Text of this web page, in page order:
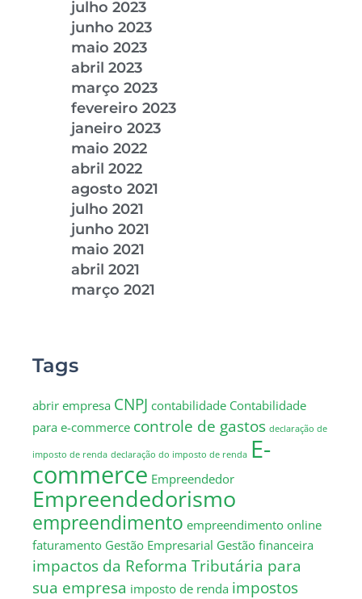
julho 2023
junho 2023
maio 2023
abril 2023
março 2023
fevereiro 2023
janeiro 2023
maio 2022
abril 2022
agosto 2021
julho 2021
junho 2021
maio 2021
abril 2021
março 2021
Tags
abrir empresa CNPJ contabilidade Contabilidade
para e-commerce controle de gastos declaração de
imposto de renda declaração do imposto de renda E-
commerce Empreendedor
Empreendedorismo
empreendimento empreendimento online
faturamento Gestão Empresarial Gestão financeira
impactos da Reforma Tributária para
sua empresa imposto de renda impostos